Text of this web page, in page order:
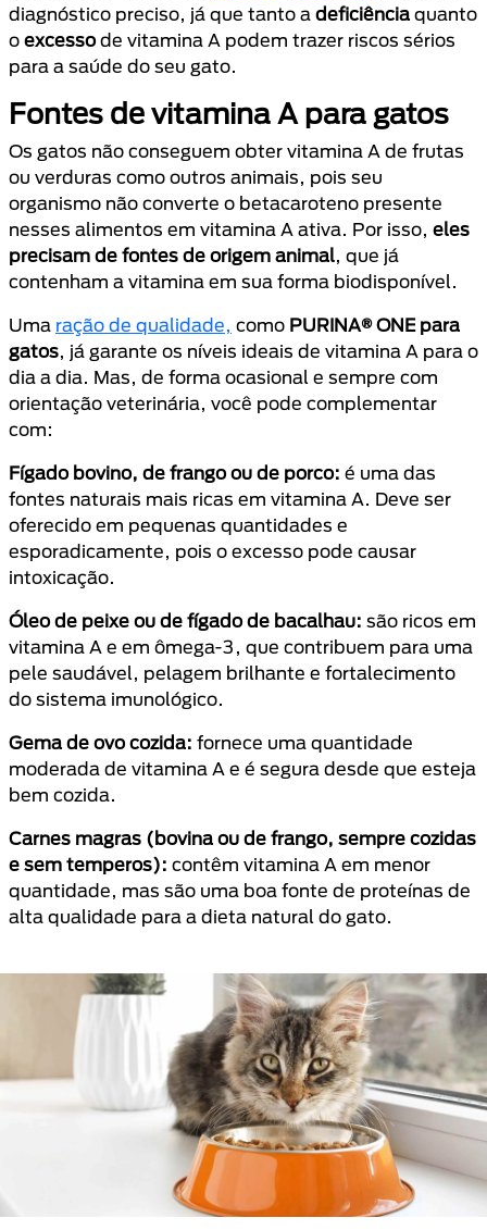
diagnóstico preciso, já que tanto a deficiência quanto
o excessode vitamina A podem trazer riscos sérios
para a saúde do seu gato.
Fontes de vitamina A para gatos
Os gatos não conseguem obter vitamina A de frutas
ou verduras como outros animais, pois seu
organismo não converte o betacaroteno presente
nesses alimentos em vitamina A ativa. Por isso, eles
precisam de fontes de origem animal, que já
contenham a vitamina em sua forma biodisponível.
Uma ração de qualidade, como PURINA® ONE para
gatos, já garante os níveis ideais de vitamina A para o
dia a dia. Mas, de forma ocasional e sempre com
orientação veterinária, você pode complementar
com:
Fígado bovino, de frango ou de porco: é uma das
fontes naturais mais ricas em vitamina A. Deve ser
oferecido em pequenas quantidades e
esporadicamente, pois o excesso pode causar
intoxicação.
Óleo de peixe ou de fígado de bacalhau: são ricos em
vitamina A e em ômega-3, que contribuem para uma
pele saudável, pelagem brilhante e fortalecimento
do sistema imunológico.
Gema de ovo cozida: fornece uma quantidade
moderada de vitamina A e é segura desde que esteja
bem cozida.
Carnes magras (bovina ou de frango, sempre cozidas
e sem temperos): contêm vitamina A em menor
quantidade, mas são uma boa fonte de proteínas de
alta qualidade para a dieta natural do gato.